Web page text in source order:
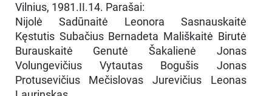
Vilnius, 1981.II.14. Parašai:
Nijolė Sadūnaitė Leonora Sasnauskaitė
Kęstutis Subačius Bernadeta Mališkaitė Birutė
Burauskaitė Genutė Šakalienė Jonas
Volungevičius Vytautas Bogušis Jonas
Protusevičius Mečislovas Jurevičius Leonas